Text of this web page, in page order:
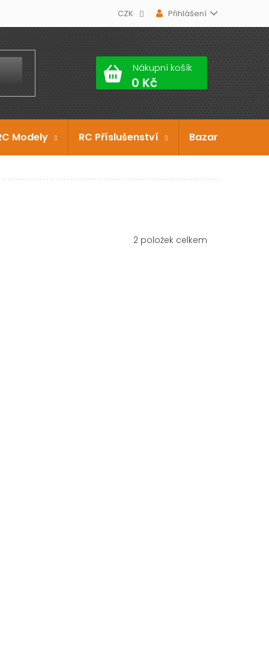
CZK Přihlášení
Nákupní košík
Modely RC Příslušenství Bazar
2 položek celkem